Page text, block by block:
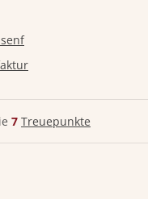
7 Treuepunkte